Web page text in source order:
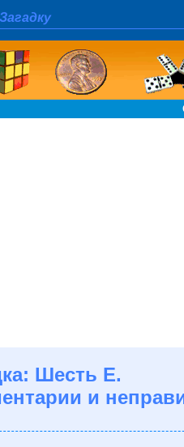
Шесть Е.
и